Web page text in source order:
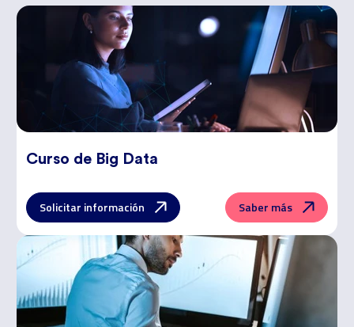
Curso de Big Data
Solicitar información Saber más